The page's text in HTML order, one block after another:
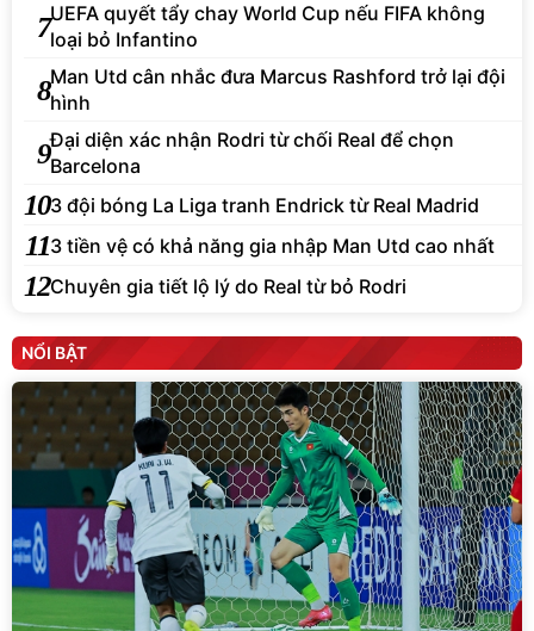
7UEFA quyết tẩy chay World Cup nếu FIFA không
loại bỏ Infantino
8Man Utd cân nhắc đưa Marcus Rashford trở lại đội
hình
9Đại diện xác nhận Rodri từ chối Real để chọn
Barcelona
103 đội bóng La Liga tranh Endrick từ Real Madrid
113 tiền vệ có khả năng gia nhập Man Utd cao nhất
12Chuyên gia tiết lộ lý do Real từ bỏ Rodri
NỔI BẬT